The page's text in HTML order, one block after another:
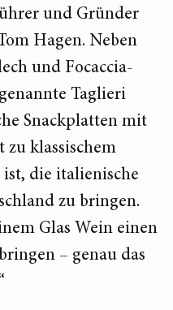
und Gründer
Hagen. Neben
und Focaccia-
Taglieri
Snackplatten mit
zu klassischem
die italienische
zu bringen.
Glas Wein einen
– genau das